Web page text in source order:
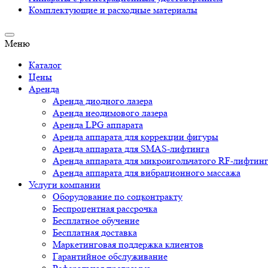
Комплектующие и расходные материалы
Меню
Каталог
Цены
Аренда
Аренда диодного лазера
Аренда неодимового лазера
Аренда LPG аппарата
Аренда аппарата для коррекции фигуры
Аренда аппарата для SMAS-лифтинга
Аренда аппарата для микроигольчатого RF-
Аренда аппарата для вибрационного массажа
Услуги компании
Оборудование по соцконтракту
Беспроцентная рассрочка
Бесплатное обучение
Бесплатная доставка
Маркетинговая поддержка клиентов
Гарантийное обслуживание